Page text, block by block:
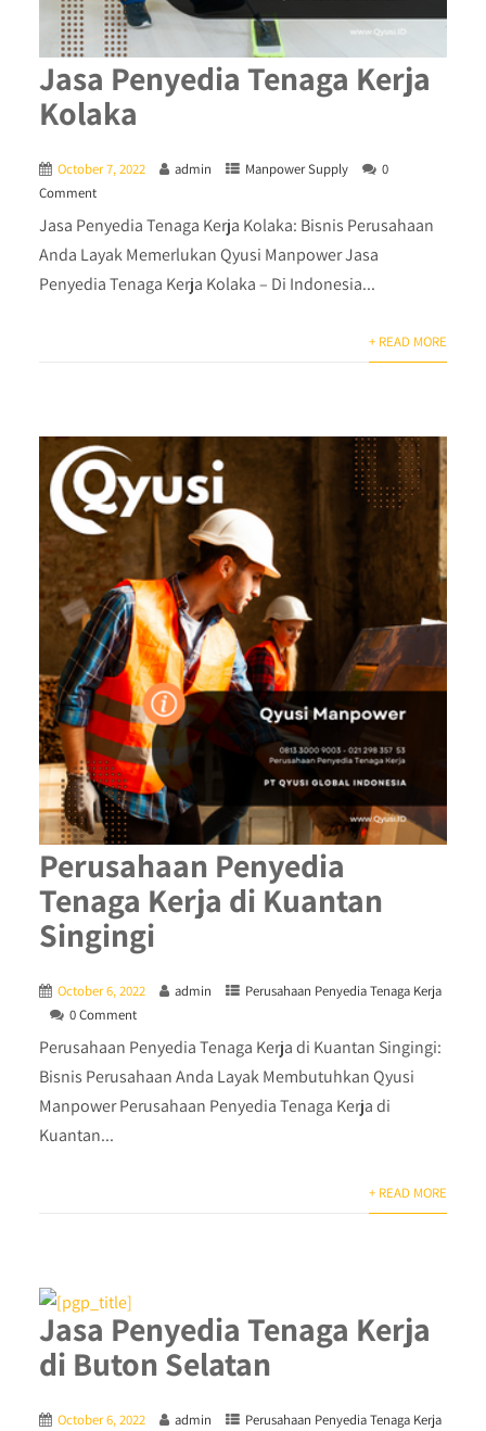
Jasa Penyedia Tenaga Kerja
Kolaka
October 7, 2022 admin Manpower Supply
0
Comment
Jasa Penyedia Tenaga Kerja Kolaka: Bisnis Perusahaan
Anda Layak Memerlukan Qyusi Manpower Jasa
Penyedia Tenaga Kerja Kolaka – Di Indonesia...
+ READ MORE
Perusahaan Penyedia
Tenaga Kerja di Kuantan
Singingi
October 6, 2022 admin
Perusahaan Penyedia Tenaga Kerja
0 Comment
Perusahaan Penyedia Tenaga Kerja di Kuantan Singingi:
Bisnis Perusahaan Anda Layak Membutuhkan Qyusi
Manpower Perusahaan Penyedia Tenaga Kerja di
Kuantan...
+ READ MORE
Jasa Penyedia Tenaga Kerja
di Buton Selatan
October 6, 2022 admin
Perusahaan Penyedia Tenaga Kerja